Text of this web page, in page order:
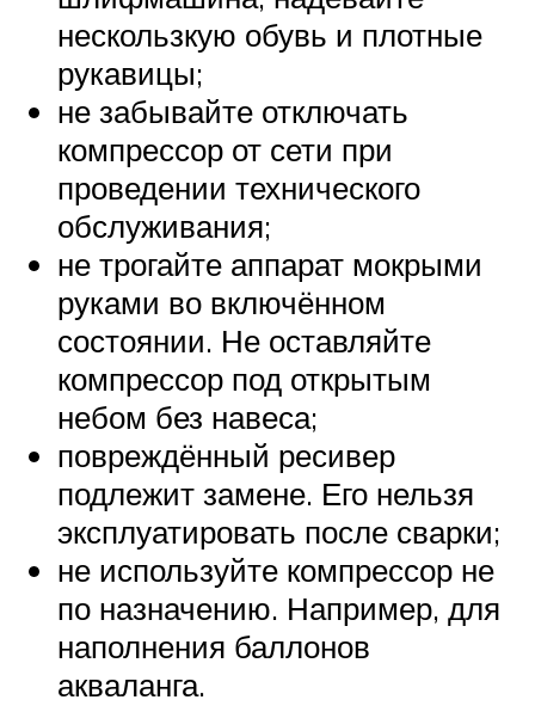
нескользкую обувь и плотные
рукавицы;
не забывайте отключать
компрессор от сети при
проведении технического
обслуживания;
не трогайте аппарат мокрыми
руками во включённом
состоянии. Не оставляйте
компрессор под открытым
небом без навеса;
повреждённый ресивер
подлежит замене. Его нельзя
эксплуатировать после сварки;
не используйте компрессор не
по назначению. Например, для
наполнения баллонов
акваланга.